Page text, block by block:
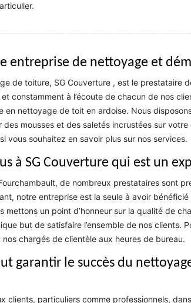
entreprise de nettoyage et
de toiture, SG Couverture , est le prestataire
constamment à l’écoute de chacun de nos
en nettoyage de toit en ardoise. Nous
mousses et des saletés incrustées sur
vous souhaitez en savoir plus sur nos services.
à SG Couverture qui est un
de nombreux prestataires sont
notre entreprise est la seule à avoir
mettons un point d’honneur sur la qualité de
but de satisfaire l’ensemble de nos clients.
chargés de clientèle aux heures de bureau.
garantir le succès du
clients, particuliers comme professionnels,